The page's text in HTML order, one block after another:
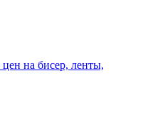
на бисер, ленты,